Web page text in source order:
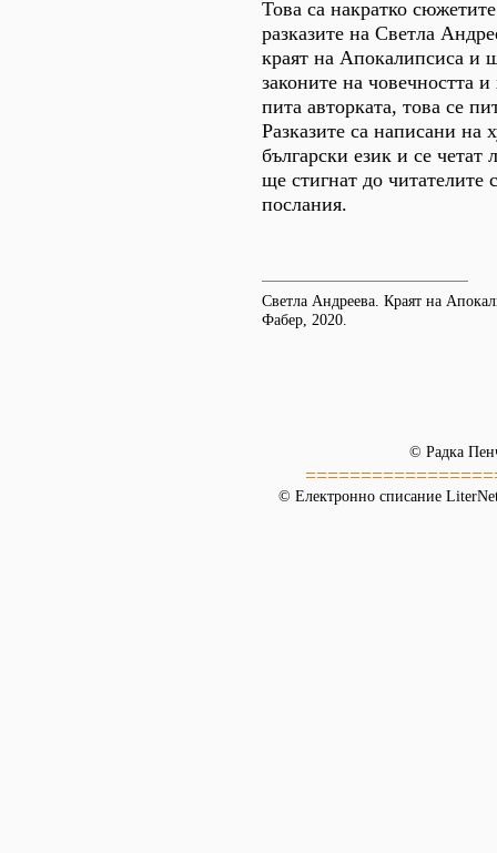
Това са накратко
разказите на Светла
краят на Апокалипсиса и
законите на човечността
пита авторката, това се
Разказите са написани на
български език и се четат
ще стигнат до читателите
послания.
Светла Андреева. Краят на
Фабер, 2020.
© Радка
© Електронно списание